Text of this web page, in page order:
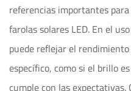
referencias importantes
farolas solares LED. En el
puede reflejar el
específico, como si el brillo
cumple con las